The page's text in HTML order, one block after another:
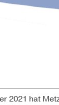
2021 hat